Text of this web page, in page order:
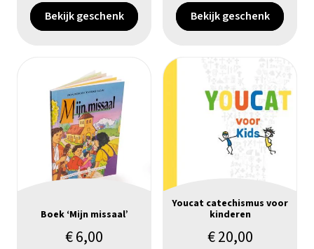
Bekijk geschenk Bekijk geschenk
Boek ‘Mijn missaal’
€6,00
Youcat catechismus voor
kinderen
€20,00